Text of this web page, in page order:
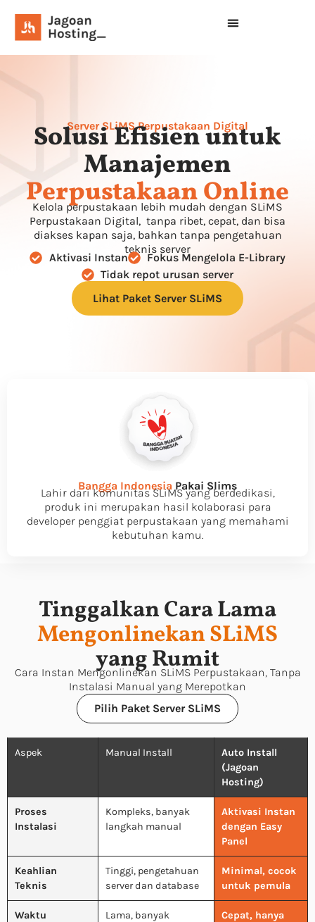
Server SLiMS Perpustakaan Digital
Solusi Efisien untuk
Manajemen
Perpustakaan Online
Kelola perpustakaan lebih mudah dengan SLiMS
Perpustakaan Digital, tanpa ribet, cepat, dan bisa
diakses kapan saja, bahkan tanpa pengetahuan
teknis server
Aktivasi Instan
Fokus Mengelola E-Library
Tidak repot urusan server
Lihat Paket Server SLiMS
Bangga Indonesia Pakai Slims
Lahir dari komunitas SLiMS yang berdedikasi,
produk ini merupakan hasil kolaborasi para
developer penggiat perpustakaan yang memahami
kebutuhan kamu.
Tinggalkan Cara Lama
Mengonlinekan SLiMS
yang Rumit
Cara Instan Mengonlinekan SLiMS Perpustakaan, Tanpa
Instalasi Manual yang Merepotkan
Pilih Paket Server SLiMS
Aspek Manual Install
Auto Install
(Jagoan
Hosting)
Proses
Instalasi
Kompleks, banyak
langkah manual
Aktivasi Instan
dengan Easy
Panel
Keahlian
Teknis
Tinggi, pengetahuan
server dan database
Minimal, cocok
untuk pemula
Waktu
Lama, banyak
Cepat, hanya